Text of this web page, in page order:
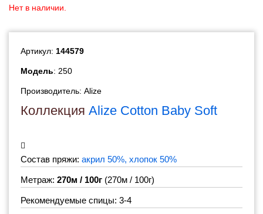
Нет в наличии.
Артикул: 144579
Модель: 250
Производитель: Alize
Коллекция Alize Cotton Baby Soft
Состав пряжи: акрил 50%, хлопок 50%
Метраж: 270м / 100г (270м / 100г)
Рекомендуемые спицы: 3-4